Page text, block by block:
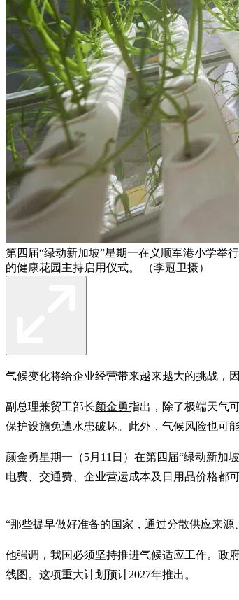
第四届“绿动新加坡”星期一在义顺军港小学举
的健康花园主持启用仪式。 （李冠卫摄）
气候变化将给企业经营带来越来越大的挑战，
副总理兼贸工部长颜金勇指出，除了极端天气
保护设施免遭水患破坏。此外，气候风险也可
颜金勇星期一（5月11日）在第四届“绿动新加
电费、交通费、企业营运成本及日用品价格都
“那些提早做好准备的国家，通过分散供应来
他强调，我国必须坚持推进气候适应工作。政
线图。这项重大计划预计2027年推出。